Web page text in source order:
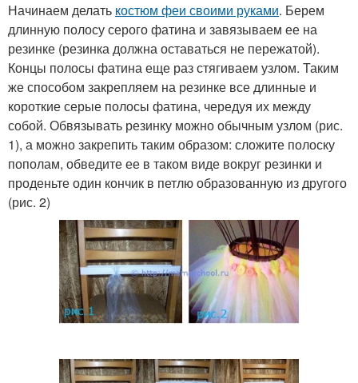
Начинаем делать костюм феи своими руками. Берем
длинную полосу серого фатина и завязываем ее на
резинке (резинка должна оставаться не пережатой).
Концы полосы фатина еще раз стягиваем узлом. Таким
же способом закрепляем на резинке все длинные и
короткие серые полосы фатина, чередуя их между
собой. Обвязывать резинку можно обычным узлом (рис.
1), а можно закрепить таким образом: сложите полоску
пополам, обведите ее в таком виде вокруг резинки и
проденьте один кончик в петлю образованную из другого
(рис. 2)